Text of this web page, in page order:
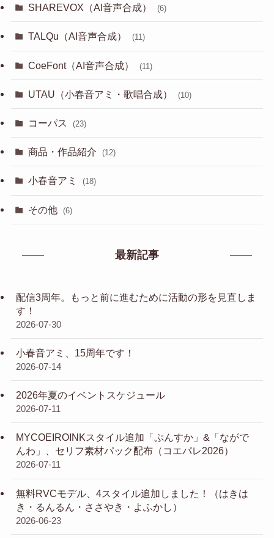
SHAREVOX（AI音声合成） (6)
TALQu（AI音声合成） (11)
CoeFont（AI音声合成） (11)
UTAU（小春音アミ・歌唱合成） (10)
コーパス (23)
商品・作品紹介 (12)
小春音アミ (18)
その他 (6)
最新記事
配信3周年。もっと前に進むために活動の形を見直しま
す！
2026-07-30
小春音アミ、15周年です！
2026-07-14
2026年夏のイベントスケジュール
2026-07-11
MYCOEIROINKスタイル追加「ぷんすか」&「ながで
んわ」、セリフ素材パック配布（コエパレ2026）
2026-07-11
無料RVCモデル、4スタイル追加しました！（はきは
き・るんるん・ささやき・よふかし）
2026-06-23